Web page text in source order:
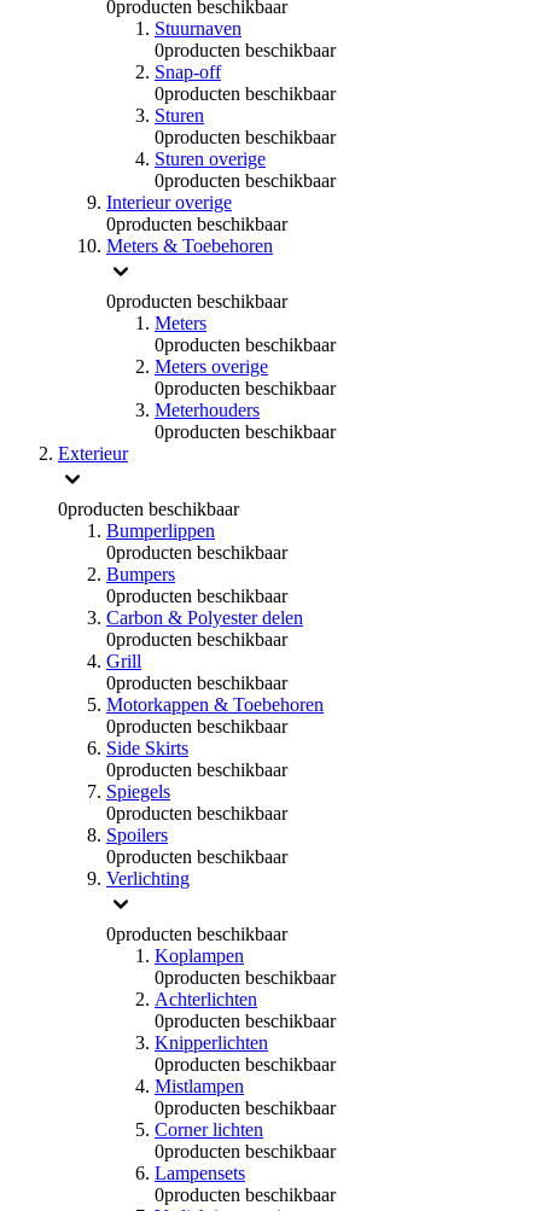
0producten beschikbaar
Stuurnaven
0producten beschikbaar
Snap-off
0producten beschikbaar
Sturen
0producten beschikbaar
Sturen overige
0producten beschikbaar
Interieur overige
0producten beschikbaar
Meters & Toebehoren
0producten beschikbaar
Meters
0producten beschikbaar
Meters overige
0producten beschikbaar
Meterhouders
0producten beschikbaar
Exterieur
0producten beschikbaar
Bumperlippen
0producten beschikbaar
Bumpers
0producten beschikbaar
Carbon & Polyester delen
0producten beschikbaar
Grill
0producten beschikbaar
Motorkappen & Toebehoren
0producten beschikbaar
Side Skirts
0producten beschikbaar
Spiegels
0producten beschikbaar
Spoilers
0producten beschikbaar
Verlichting
0producten beschikbaar
Koplampen
0producten beschikbaar
Achterlichten
0producten beschikbaar
Knipperlichten
0producten beschikbaar
Mistlampen
0producten beschikbaar
Corner lichten
0producten beschikbaar
Lampensets
0producten beschikbaar